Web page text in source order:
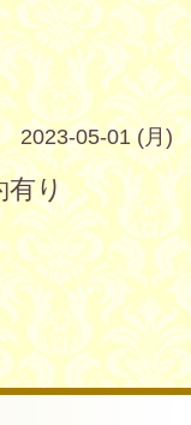
2023-05-01 (月)
有り